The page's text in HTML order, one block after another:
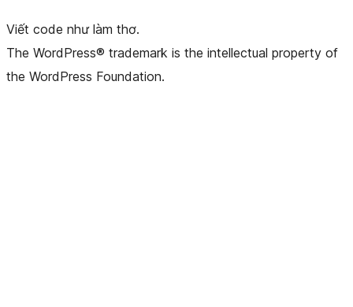
Viết code như làm thơ.
The WordPress® trademark is the intellectual property of
the WordPress Foundation.